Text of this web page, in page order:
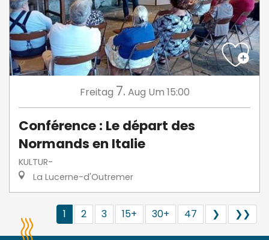
Freitag 7. Aug Um 15:00
Conférence : Le départ des
Normands en Italie
KULTUR-
La Lucerne-d'Outremer
1 2 3 15+ 30+ 47 ❯ ❯❯